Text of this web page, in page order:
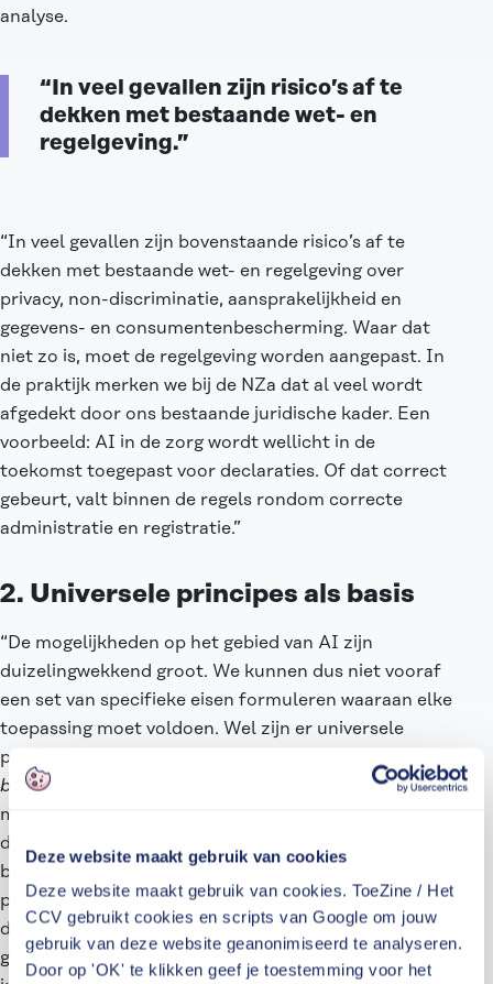
Deze website maakt gebruik van cookies
Deze website maakt gebruik van cookies. ToeZine / Het
CCV gebruikt cookies en scripts van Google om jouw
gebruik van deze website geanonimiseerd te analyseren.
Door op 'OK' te klikken geef je toestemming voor het
analyse.
“In veel gevallen zijn risico’s af te
dekken met bestaande wet- en
regelgeving.”
“In veel gevallen zijn bovenstaande risico’s af te
dekken met bestaande wet- en regelgeving over
privacy, non-discriminatie, aansprakelijkheid en
gegevens- en consumentenbescherming. Waar dat
niet zo is, moet de regelgeving worden aangepast. In
de praktijk merken we bij de NZa dat al veel wordt
afgedekt door ons bestaande juridische kader. Een
voorbeeld: AI in de zorg wordt wellicht in de
toekomst toegepast voor declaraties. Of dat correct
gebeurt, valt binnen de regels rondom correcte
administratie en registratie.”
2. Universele principes als basis
“De mogelijkheden op het gebied van AI zijn
duizelingwekkend groot. We kunnen dus niet vooraf
een set van specifieke eisen formuleren waaraan elke
toepassing moet voldoen. Wel zijn er universele
principes te benoemen, waarmee inspecties
based toezicht kunnen uitoefenen. Ontwikkelaars
mogen dan alleen AI-toepassingen bouwen die aan
deze principes voldoen. Zo ondervangen we de
belangrijkste risico’s al aan de voorkant. Dus: via de
principes kun je aan de voorkant de ruimte bepérken
door eisen te stellen, maar je laat tegelijkertijd ook
genoeg ruimte voor de ontwikkelaar om te